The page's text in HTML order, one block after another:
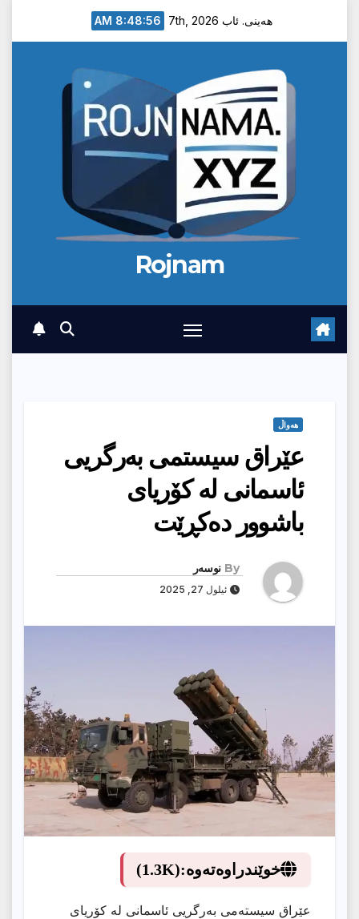
هەینی. ئاب 7th, 2026 8:48:57 AM
Rojnam
هەواڵ
عێراق سیستمی بەرگریی
ئاسمانی لە كۆریای
باشوور دەكڕێت
By نوسەر
ئیلول 27, 2025
خوێندراوەتەوە:(1.3K)
عێراق سیستەمی بەرگریی ئاسمانی لە كۆریای